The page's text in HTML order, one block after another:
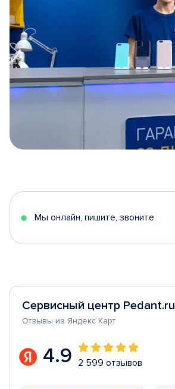
5
Мы онлайн, пишите, звоните
Сервисный центр Pedant.ru
Отзывы из Яндекс Карт
4.9 2 599 отзывов